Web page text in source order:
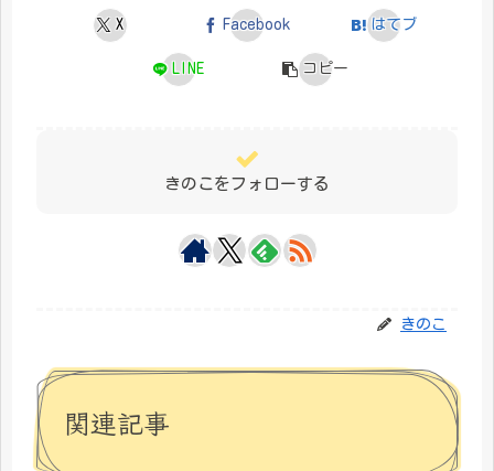
X Facebook はてブ
LINE コピー
きのこをフォローする
きのこ
関連記事